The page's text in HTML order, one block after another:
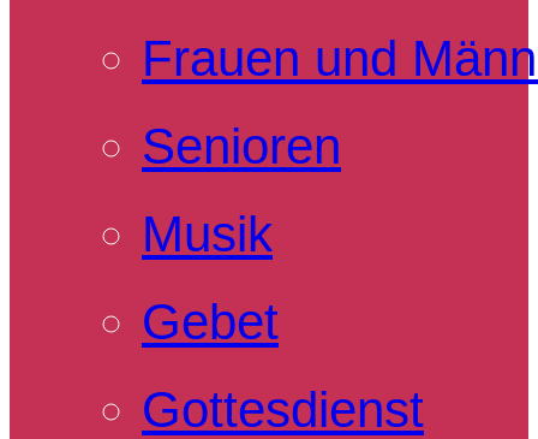
Frauen und
Senioren
Musik
Gebet
Gottesdienst